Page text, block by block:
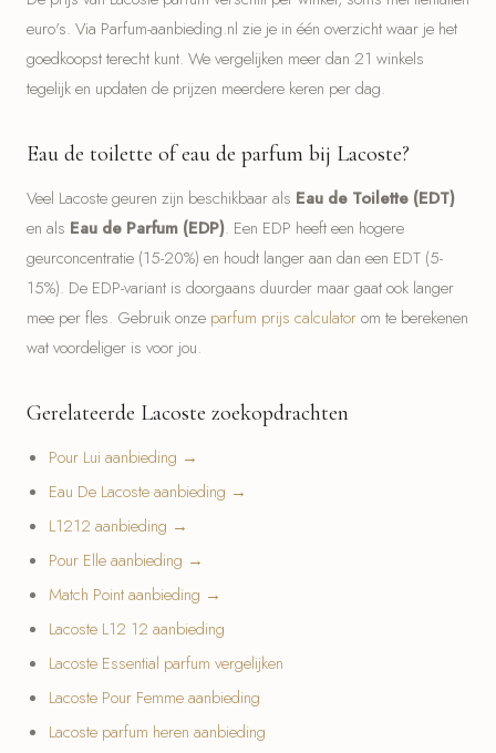
euro's. Via Parfum-aanbieding.nl zie je in één overzicht waar je het
goedkoopst terecht kunt. We vergelijken meer dan 21 winkels
tegelijk en updaten de prijzen meerdere keren per dag.
Eau de toilette of eau de parfum bij Lacoste?
Veel Lacoste geuren zijn beschikbaar als Eau de Toilette (EDT)
en als Eau de Parfum (EDP). Een EDP heeft een hogere
geurconcentratie (15-20%) en houdt langer aan dan een EDT (5-
15%). De EDP-variant is doorgaans duurder maar gaat ook langer
mee per fles. Gebruik onze parfum prijs calculatorom te berekenen
wat voordeliger is voor jou.
Gerelateerde Lacoste zoekopdrachten
Pour Lui aanbieding →
Eau De Lacoste aanbieding →
L1212 aanbieding →
Pour Elle aanbieding →
Match Point aanbieding →
Lacoste L12 12 aanbieding
Lacoste Essential parfum vergelijken
Lacoste Pour Femme aanbieding
Lacoste parfum heren aanbieding